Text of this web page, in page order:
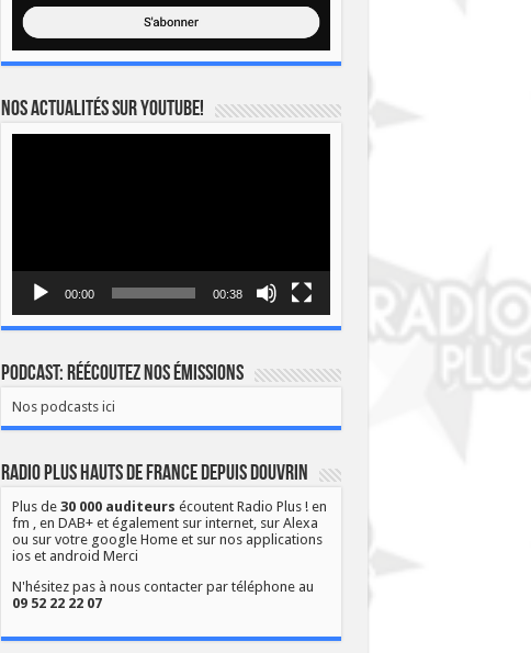
Nos actualités sur YOUTUBE!
00:00 00:38
Podcast: Réécoutez nos émissions
Nos podcasts ici
Radio Plus Hauts de France depuis Douvrin
Plus de 30 000 auditeurs écoutent Radio Plus ! en
fm , en DAB+ et également sur internet, sur Alexa
ou sur votre google Home et sur nos applications
ios et android Merci
N'hésitez pas à nous contacter par téléphone au
09 52 22 22 07